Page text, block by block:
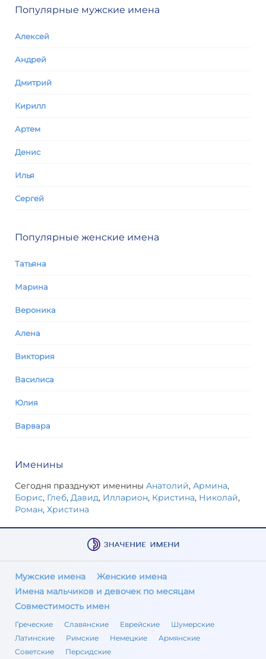
Популярные мужские имена
Алексей
Андрей
Дмитрий
Кирилл
Артем
Денис
Илья
Сергей
Популярные женские имена
Татьяна
Марина
Вероника
Алена
Виктория
Василиса
Юлия
Варвара
Именины
Сегодня празднуют именины Анатолий, Армина,
Борис, Глеб, Давид, Илларион, Кристина, Николай,
Роман, Христина
Мужские имена
Женские имена
Имена мальчиков и девочек по месяцам
Совместимость имен
Греческие Славянские Еврейские
Шумерские
Латинские
Римские Немецкие
Армянские
Советские
Персидские